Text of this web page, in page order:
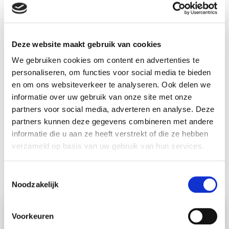
Deze website maakt gebruik van cookies
We gebruiken cookies om content en advertenties te
personaliseren, om functies voor social media te bieden
en om ons websiteverkeer te analyseren. Ook delen we
informatie over uw gebruik van onze site met onze
partners voor social media, adverteren en analyse. Deze
partners kunnen deze gegevens combineren met andere
informatie die u aan ze heeft verstrekt of die ze hebben
verzameld op basis van uw gebruik van hun services.
Noodzakelijk
Voorkeuren
Daarmee kan in de toekomst de immuuntherapie beter
toegespitst worden op de individuele patiënt.”
Waarom reageert de ene patiënt wel
goed op immuuntherapie en de ander
niet, terwijl hun ziektebeeld hetzelfde
is? Dat wil ik uitzoeken!
Karin de Visser
Oproep: